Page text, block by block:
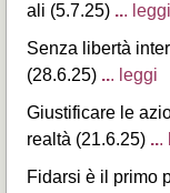
ali (5.7.25) ... leggi
Senza libertà
(28.6.25) ... leggi
Giustificare le
realtà (21.6.25) ...
Fidarsi è il primo